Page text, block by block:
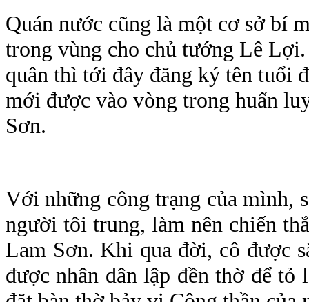
Quán nước cũng là một cơ sở bí
trong vùng cho chủ tướng Lê
quân thì tới đây đăng ký tên tuổi
mới được vào vòng trong huấn
Sơn.
Với những công trạng của mình,
người tôi trung, làm nên chiến
Lam Sơn. Khi qua đời, cô được
được nhân dân lập đền thờ để